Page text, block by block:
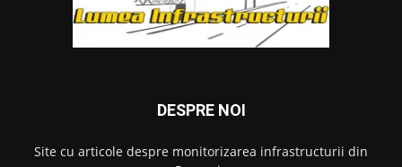
DESPRE NOI
Site cu articole despre monitorizarea infrastructurii din